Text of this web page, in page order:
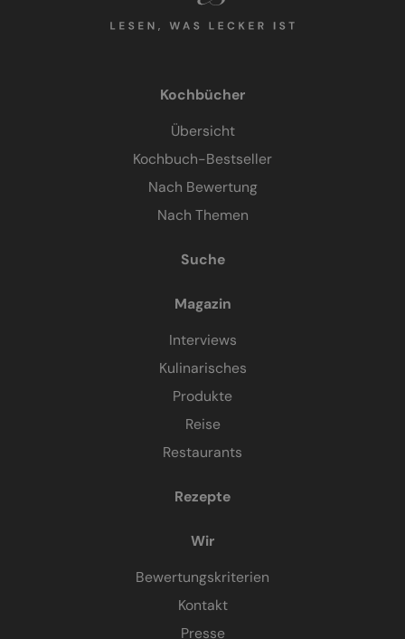
Kochbücher
Übersicht
Kochbuch-Bestseller
Nach Bewertung
Nach Themen
Suche
Magazin
Interviews
Kulinarisches
Produkte
Reise
Restaurants
Rezepte
Wir
Bewertungskriterien
Kontakt
Presse